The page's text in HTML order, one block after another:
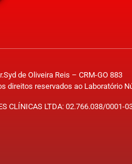
de Oliveira Reis – CRM-GO 883
direitos reservados ao Laboratório
CLÍNICAS LTDA: 02.766.038/0001-